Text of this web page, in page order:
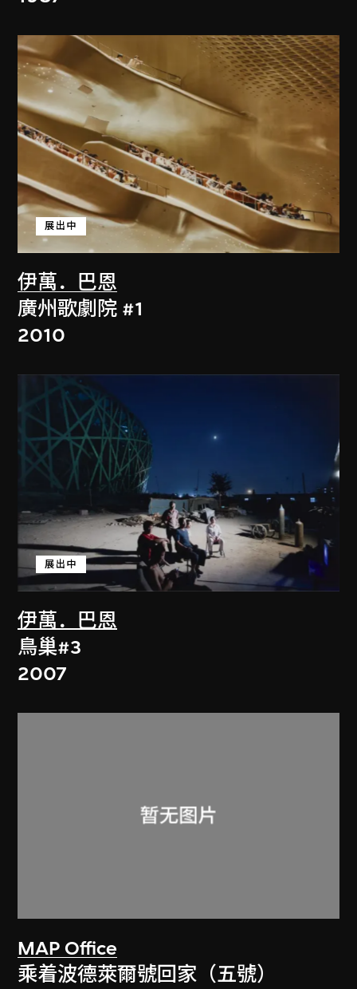
伊萬．巴恩
展出中
廣州歌劇院 #1
2010
伊萬．巴恩
展出中
鳥巢#3
2007
MAP Office
乘着波德萊爾號回家（五號）